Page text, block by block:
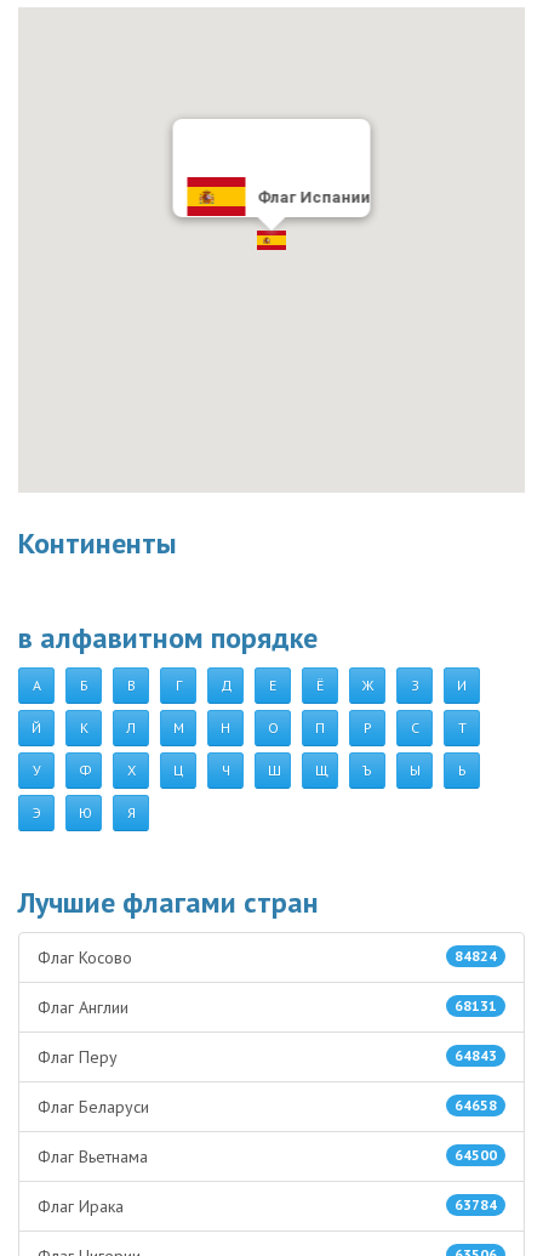
Флаг Испании
Континенты
в алфавитном порядке
А Б В Г Д Е Ё Ж З И
Й К Л М Н О П Р С Т
У Ф Х Ц Ч Ш Щ Ъ Ы Ь
Э Ю Я
Лучшие флагами стран
84824
Флаг Косово
68131
Флаг Англии
64843
Флаг Перу
64658
Флаг Беларуси
64500
Флаг Вьетнама
63784
Флаг Ирака